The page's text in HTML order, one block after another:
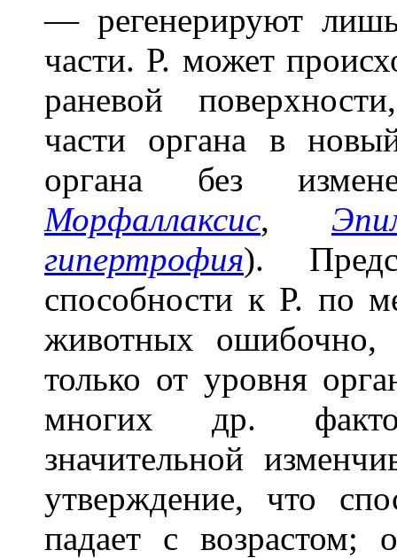
— регенерируют
части. Р. может
раневой
части органа в
органа без
Морфаллаксис,
гипертрофия).
способности к Р. по
животных ошибочно,
только от уровня
многих др.
значительной
утверждение, что
падает с